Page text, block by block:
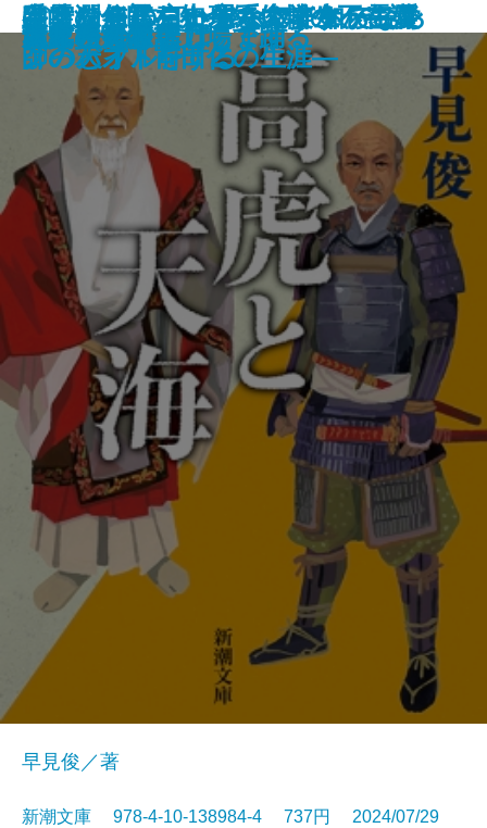
サヴァナの王国
さよならの言い方なんて知らな
い。9
母の待つ里
大家さんと僕 これから
檜垣澤家の炎上
あめりかむら
詩人なんて呼ばれて
采女の怨霊―小余綾俊輔の不在講
義―
滅私
谷崎潤一郎を知っていますか―愛
と美の巨人を読む―
高虎と天海
早見俊／著
新潮文庫 978-4-10-138984-4 737円 2024/07/29
魂に秩序を
百年の孤独
幽霊を信じない理系大学生、霊媒
師のバイトをする
天才少女は重力場で踊る
ぼくはイエローでホワイトで、ち
ょっとブルー 2
＃真相をお話しします
大家さんと僕
あしたのことば
キリンを作った男―マーケティン
グの天才・前田仁の生涯―